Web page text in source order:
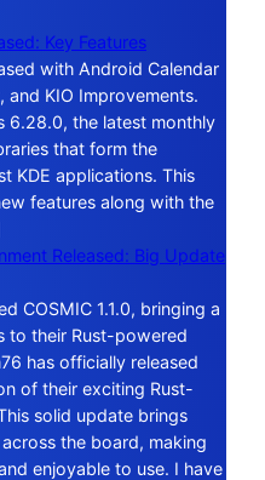
Key Features
with Android Calendar
and KIO Improvements.
6.28.0, the latest monthly
that form the
KDE applications. This
features along with the
Released: Big Update
COSMIC 1.1.0, bringing a
to their Rust-powered
has officially released
of their exciting Rust-
solid update brings
the board, making
enjoyable to use. I have